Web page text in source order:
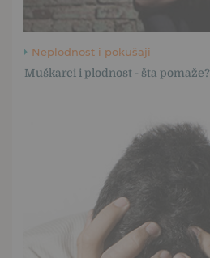
Neplodnost i pokušaji
Muškarci i plodnost - šta pomaže?